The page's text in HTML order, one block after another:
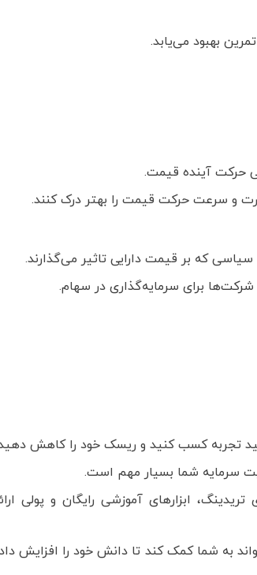
بهبود می‌یابد.
حرکت آینده قیمت.
قدرت و سرعت حرکت قیمت را بهتر درک کنند.
که بر قیمت دارایی تاثیر می‌گذارند.
برای سرمایه‌گذاری در سهام.
تجربه کسب کنید و ریسک خود را کاهش
سرمایه شما بسیار مهم است.
ابزارهای آموزشی رایگان و پولی
به شما کمک کند تا دانش خود را افزایش